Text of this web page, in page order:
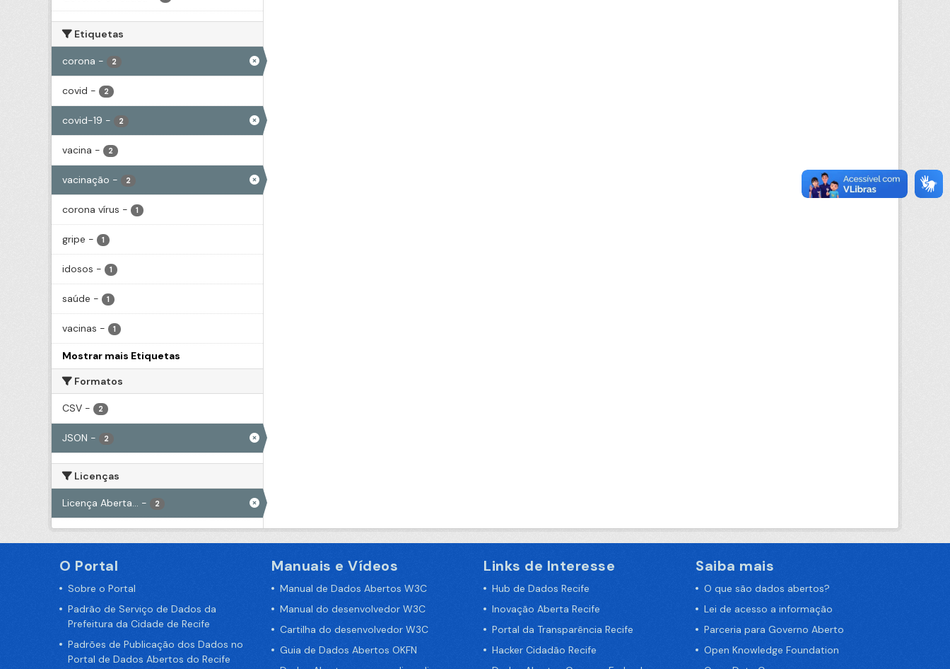
Etiquetas
corona - 2
covid - 2
covid-19 - 2
vacina - 2
vacinação - 2
corona vírus - 1
gripe - 1
idosos - 1
saúde - 1
vacinas - 1
Mostrar mais Etiquetas
Formatos
CSV - 2
JSON - 2
Licenças
Licença Aberta... - 2
O Portal
Sobre o Portal
Padrão de Serviço de Dados da
Prefeitura da Cidade de Recife
Padrões de Publicação dos Dados no
Portal de Dados Abertos do Recife
Manuais e Vídeos
Manual de Dados Abertos W3C
Manual do desenvolvedor W3C
Cartilha do desenvolvedor W3C
Guia de Dados Abertos OKFN
Links de Interesse
Hub de Dados Recife
Inovação Aberta Recife
Portal da Transparência Recife
Hacker Cidadão Recife
Saiba mais
O que são dados abertos?
Lei de acesso a informação
Parceria para Governo Aberto
Open Knowledge Foundation